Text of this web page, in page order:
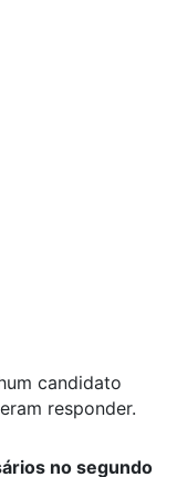
candidato
responder.
no segundo